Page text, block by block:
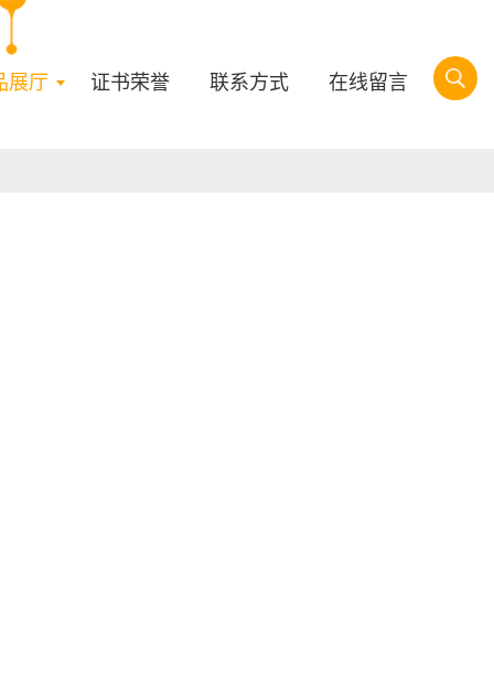
展厅 证书荣誉 联系方式 在线留言